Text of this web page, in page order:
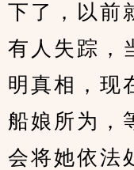
下了，以前
有人失踪，
明真相，现
船娘所为，
会将她依法